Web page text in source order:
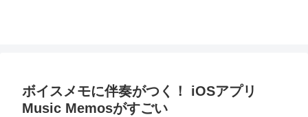
ボイスメモに伴奏がつく！ iOSアプリ
Music Memosがすごい